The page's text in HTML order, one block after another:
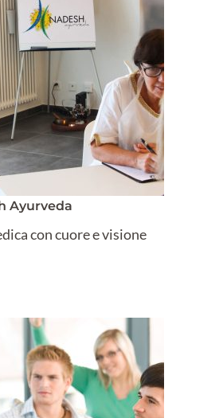
Ayurveda
con cuore e visione